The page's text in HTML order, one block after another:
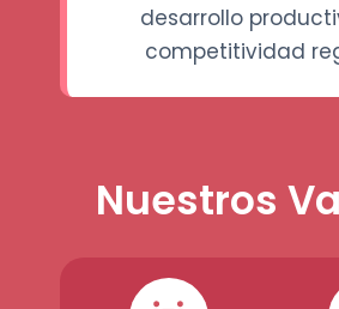
desarrollo
competitividad
Nuestros